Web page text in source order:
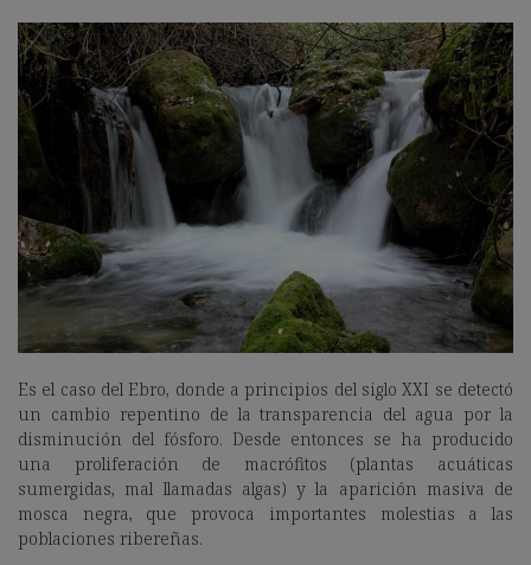
Es el caso del Ebro, donde a principios del siglo XXI se detectó
un cambio repentino de la transparencia del agua por la
disminución del fósforo. Desde entonces se ha producido
una proliferación de macrófitos (plantas acuáticas
sumergidas, mal llamadas algas) y la aparición masiva de
mosca negra, que provoca importantes molestias a las
poblaciones ribereñas.